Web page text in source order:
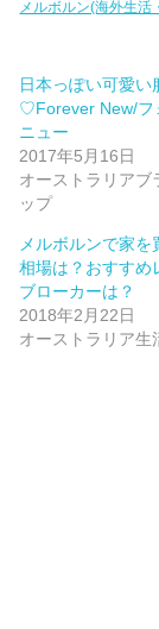
メルボルン(海外生
日本っぽい可愛い
♡Forever New/フ
ニュー
2017年5月16日
オーストラリアブ
ップ
メルボルンで家を
相場は？おすすめ
ブローカーは？
2018年2月22日
オーストラリア生